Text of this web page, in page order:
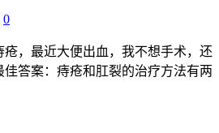
0
疮，最近大便出血，我不想手术，还
答案：痔疮和肛裂的治疗方法有两